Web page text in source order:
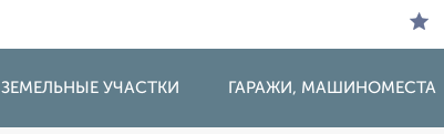
ЗЕМЕЛЬНЫЕ УЧАСТКИ ГАРАЖИ, МАШИНОМЕСТА